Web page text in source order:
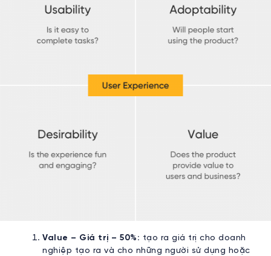
Value – Giá trị – 50%: tạo ra giá trị cho doanh
nghiệp tạo ra và cho những người sử dụng hoặc